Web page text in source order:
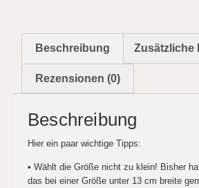
Beschreibung Zusätzliche
Rezensionen (0)
Beschreibung
Hier ein paar wichtige Tipps:
• Wählt die Größe nicht zu klein! Bisher
das bei einer Größe unter 13 cm breite